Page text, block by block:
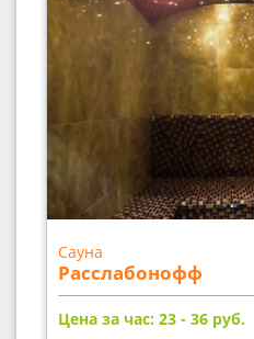
Сауна
Расслабонофф
Цена за час: 23 - 36 руб.